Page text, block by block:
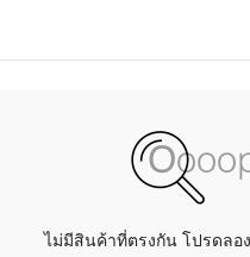
ไม่มีสินค้าที่ตรงกัน โปรดลอ